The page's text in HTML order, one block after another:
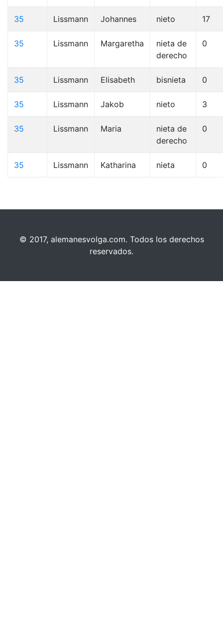
35 Lissmann Johannes nieto 17
35 Lissmann Margaretha
nieta de
derecho
0
35 Lissmann Elisabeth bisnieta 0
35 Lissmann Jakob nieto 3
35 Lissmann Maria
nieta de
derecho
0
35 Lissmann Katharina nieta 0
© 2017, alemanesvolga.com. Todos los derechos
reservados.